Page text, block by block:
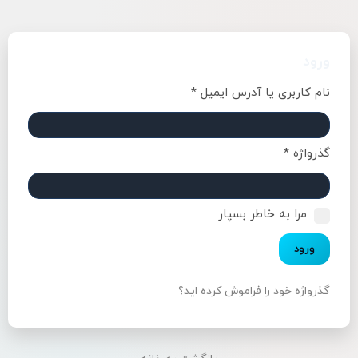
نام کاربری یا آدرس ایمیل *
گذرواژه *
مرا به خاطر بسپار
ورود
گذرواژه خود را فراموش کرده اید؟